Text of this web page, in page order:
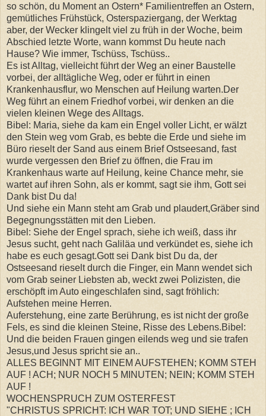
so schön, du Moment an Ostern* Familientreffen an Ostern,
gemütliches Frühstück, Osterspaziergang, der Werktag
aber, der Wecker klingelt viel zu früh in der Woche, beim
Abschied letzte Worte, wann kommst Du heute nach
Hause? Wie immer, Tschüss, Tschüss..
Es ist Alltag, vielleicht führt der Weg an einer Baustelle
vorbei, der alltägliche Weg, oder er führt in einen
Krankenhausflur, wo Menschen auf Heilung warten.Der
Weg führt an einem Friedhof vorbei, wir denken an die
vielen kleinen Wege des Alltags.
Bibel: Maria, siehe da kam ein Engel voller Licht, er wälzt
den Stein weg vom Grab, es bebte die Erde und siehe im
Büro rieselt der Sand aus einem Brief Ostseesand, fast
wurde vergessen den Brief zu öffnen, die Frau im
Krankenhaus warte auf Heilung, keine Chance mehr, sie
wartet auf ihren Sohn, als er kommt, sagt sie ihm, Gott sei
Dank bist Du da!
Und siehe ein Mann steht am Grab und plaudert,Gräber sind
Begegnungsstätten mit den Lieben.
Bibel: Siehe der Engel sprach, siehe ich weiß, dass ihr
Jesus sucht, geht nach Galiläa und verkündet es, siehe ich
habe es euch gesagt.Gott sei Dank bist Du da, der
Ostseesand rieselt durch die Finger, ein Mann wendet sich
vom Grab seiner Liebsten ab, weckt zwei Polizisten, die
erschöpft im Auto eingeschlafen sind, sagt fröhlich:
Aufstehen meine Herren.
Auferstehung, eine zarte Berührung, es ist nicht der große
Fels, es sind die kleinen Steine, Risse des Lebens.Bibel:
Und die beiden Frauen gingen eilends weg und sie trafen
Jesus,und Jesus spricht sie an..
ALLES BEGINNT MIT EINEM AUFSTEHEN; KOMM STEH
AUF ! ACH; NUR NOCH 5 MINUTEN; NEIN; KOMM STEH
AUF !
WOCHENSPRUCH ZUM OSTERFEST
"CHRISTUS SPRICHT: ICH WAR TOT; UND SIEHE ; ICH